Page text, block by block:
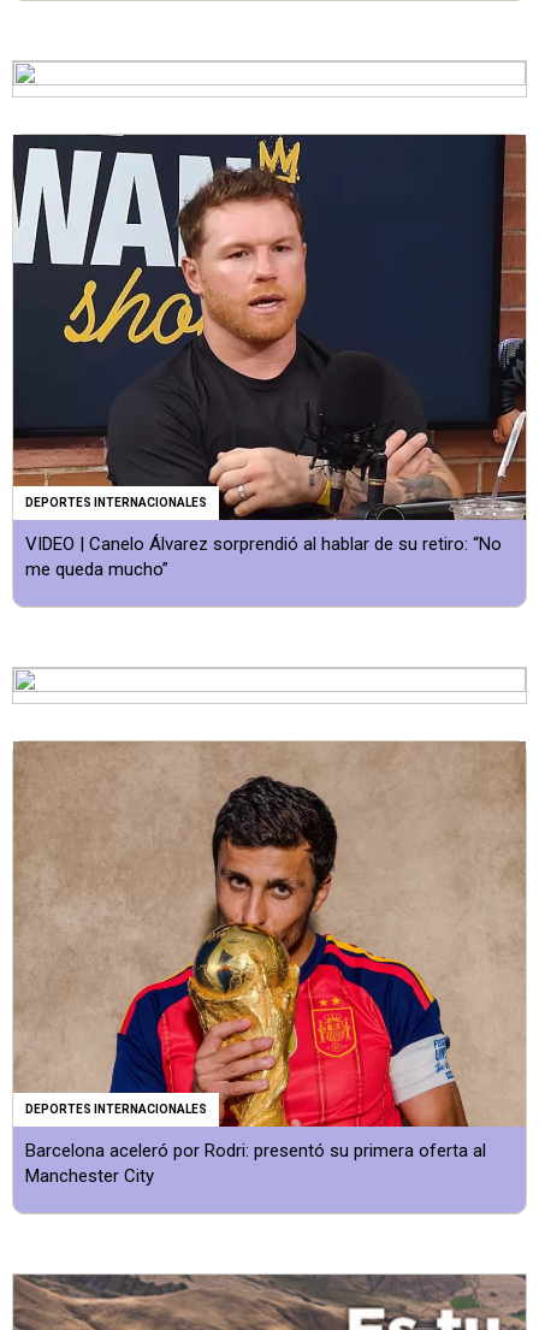
DEPORTES INTERNACIONALES
VIDEO | Canelo Álvarez sorprendió al hablar de su retiro: “No
me queda mucho”
DEPORTES INTERNACIONALES
Barcelona aceleró por Rodri: presentó su primera oferta al
Manchester City